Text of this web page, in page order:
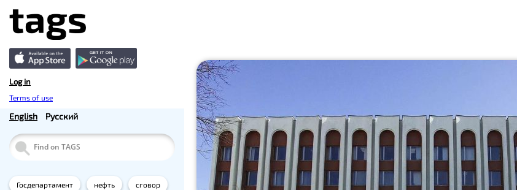
Log in
Terms of use
English Русский
Госдепартамент нефть сговор